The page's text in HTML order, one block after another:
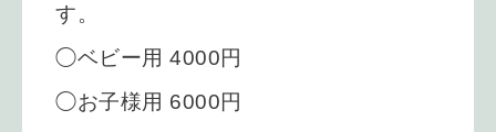
す。
◯ベビー用 4000円
◯お子様用 6000円